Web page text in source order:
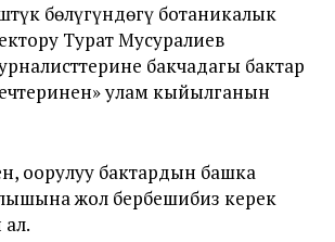
бөлүгүндөгү ботаникалык
Турат Мусуралиев
бакчадагы бактар
улам кыйылганын
оорулуу бактардын башка
жол бербешибиз керек